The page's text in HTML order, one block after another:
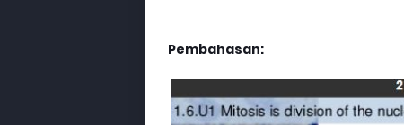
Pembahasan: